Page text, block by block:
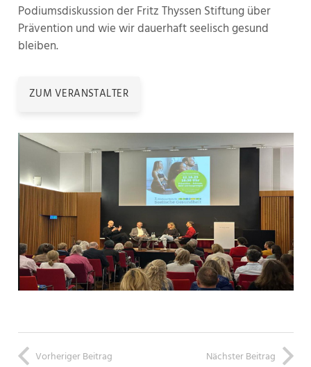
Podiumsdiskussion der Fritz Thyssen Stiftung über
Prävention und wie wir dauerhaft seelisch gesund
bleiben.
ZUM VERANSTALTER
Vorheriger Beitrag Nächster Beitrag